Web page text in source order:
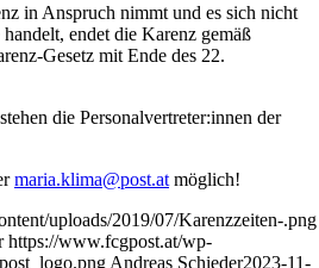
in Anspruch nimmt und es sich nicht
endet die Karenz gemäß
Gesetz mit Ende des 22.
die Personalvertreter:innen der
maria.klima@post.at möglich!
uploads/2019/07/Karenzzeiten-.png
https://www.fcgpost.at/wp-
Andreas Schieder2023-11-